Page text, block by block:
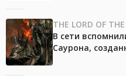
THE LORD OF
В сети
Саурона,